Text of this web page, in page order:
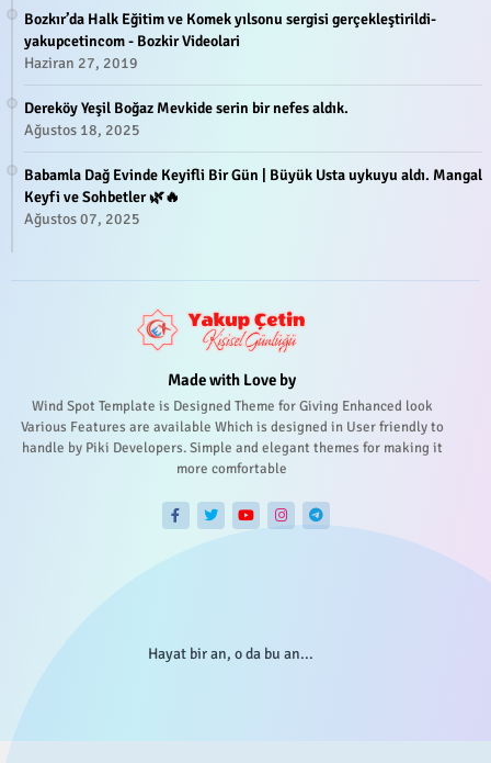
Bozkır’da Halk Eğitim ve Komek yılsonu sergisi gerçekleştirildi-
yakupcetincom - Bozkir Videolari
Haziran 27, 2019
Dereköy Yeşil Boğaz Mevkide serin bir nefes aldık.
Ağustos 18, 2025
Babamla Dağ Evinde Keyifli Bir Gün | Büyük Usta uykuyu aldı. Mangal
Keyfi ve Sohbetler 🌿🔥
Ağustos 07, 2025
Made with Love by
Wind Spot Template is Designed Theme for Giving Enhanced look
Various Features are available Which is designed in User friendly to
handle by Piki Developers. Simple and elegant themes for making it
more comfortable
Hayat bir an, o da bu an...